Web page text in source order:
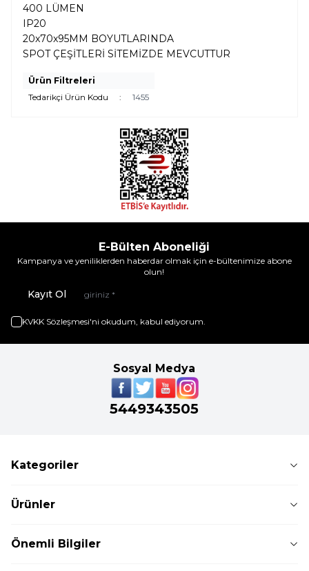
400 LÜMEN
IP20
20x70x95MM BOYUTLARINDA
SPOT ÇEŞİTLERİ SİTEMİZDE MEVCUTTUR
Ürün Filtreleri
Tedarikçi Ürün Kodu
: 1455
E-Bülten Aboneliği
Kampanya ve yeniliklerden haberdar olmak için e-bültenimize abone
olun!
Kayıt Ol
KVKK Sözleşmesi'ni okudum, kabul ediyorum.
Sosyal Medya
5449343505
Kategoriler
Ürünler
Önemli Bilgiler